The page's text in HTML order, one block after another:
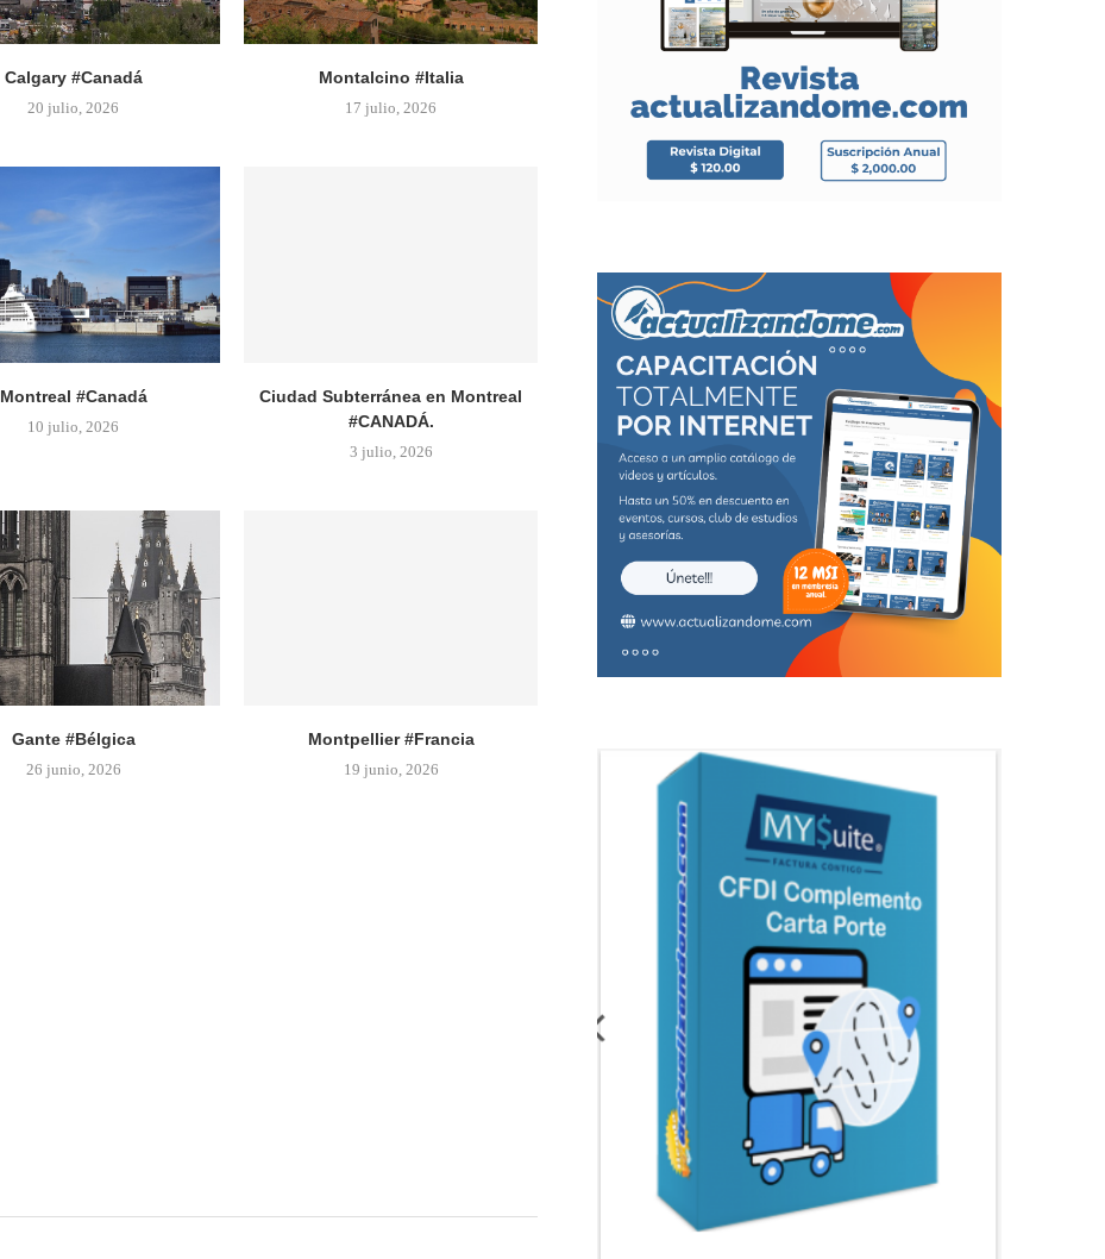
Calgary #Canadá
20 julio, 2026
Montalcino #Italia
17 julio, 2026
Montreal #Canadá
10 julio, 2026
Ciudad Subterránea en Montreal
#CANADÁ.
3 julio, 2026
Gante #Bélgica
26 junio, 2026
Montpellier #Francia
19 junio, 2026